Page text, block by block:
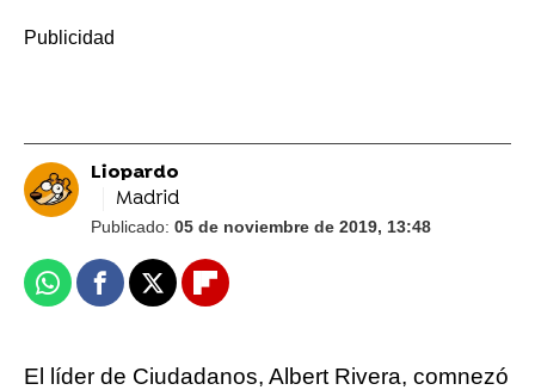
Liopardo
Madrid
Publicado: 05 de noviembre de 2019, 13:48
WhatsappFacebook
X Flipboard
El líder de Ciudadanos, Albert Rivera, comnezó